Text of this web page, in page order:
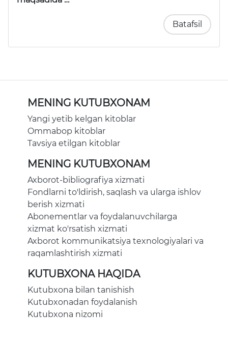
Batafsil
MENING KUTUBXONAM
Yangi yetib kelgan kitoblar
Ommabop kitoblar
Tavsiya etilgan kitoblar
MENING KUTUBXONAM
Axborot-bibliografiya xizmati
Fondlarni to'ldirish, saqlash va ularga ishlov
berish xizmati
Abonementlar va foydalanuvchilarga
xizmat ko'rsatish xizmati
Axborot kommunikatsiya texnologiyalari va
raqamlashtirish xizmati
KUTUBXONA HAQIDA
Kutubxona bilan tanishish
Kutubxonadan foydalanish
Kutubxona nizomi